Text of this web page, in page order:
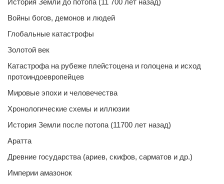
История Земли до потопа (11 700 лет назад)
Войны богов, демонов и людей
Глобальные катастрофы
Золотой век
Катастрофа на рубеже плейстоцена и голоцена и исход
протоиндоевропейцев
Мировые эпохи и человечества
Хронологические схемы и иллюзии
История Земли после потопа (11700 лет назад)
Аратта
Древние государства (ариев, скифов, сарматов и др.)
Империи амазонок